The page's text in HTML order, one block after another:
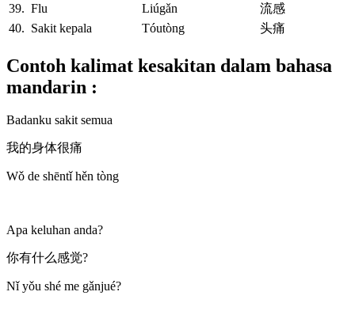
39. Flu
Liúgǎn
流感
40. Sakit kepala
Tóutòng 头痛
Contoh kalimat kesakitan dalam bahasa
mandarin :
Badanku sakit semua
我的身体很痛
Wǒ de shēntǐ hěn tòng
Apa keluhan anda?
你有什么感觉?
Nǐ yǒu shé me gǎnjué?